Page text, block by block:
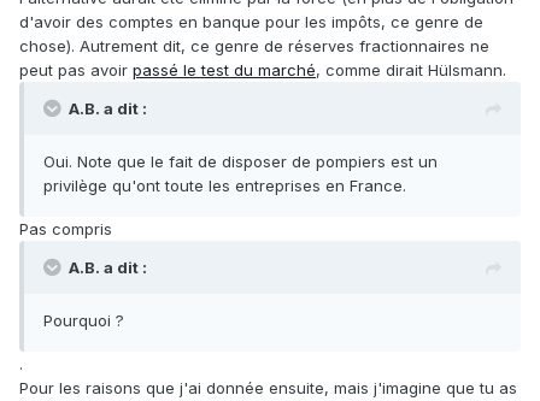
d'avoir des comptes en banque pour les impôts, ce genre de
chose). Autrement dit, ce genre de réserves fractionnaires ne
peut pas avoir passé le test du marché, comme dirait Hülsmann.
A.B. a dit :
Oui. Note que le fait de disposer de pompiers est un
privilège qu'ont toute les entreprises en France.
Pas compris
A.B. a dit :
Pourquoi ?
.
Pour les raisons que j'ai donnée ensuite, mais j'imagine que tu as